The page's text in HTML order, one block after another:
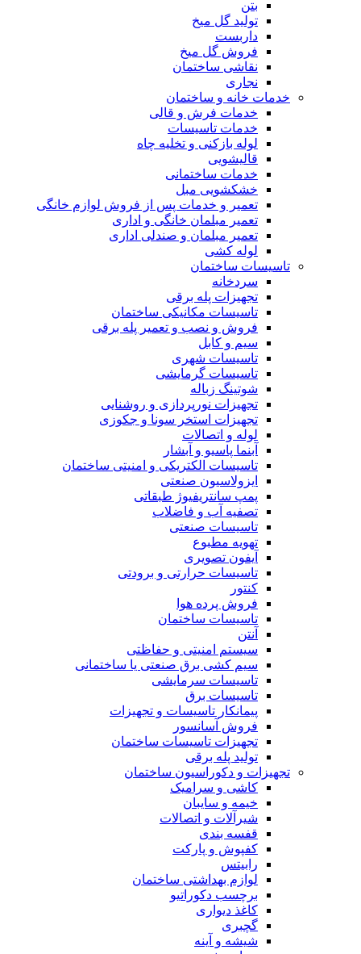
بتن
تولید گل میخ
داربست
فروش گل میخ
نقاشی ساختمان
نجاری
خدمات خانه و ساختمان
خدمات فرش و قالی
خدمات تاسیسات
لوله بازکنی و تخلیه چاه
قالیشویی
خدمات ساختمانی
خشکشویی مبل
تعمیر و خدمات پس از فروش لوازم خانگی
تعمیر مبلمان خانگی و اداری
تعمیر مبلمان و صندلی اداری
لوله کشی
تاسیسات ساختمان
سردخانه
تجهیزات پله برقی
تاسیسات مکانیکی ساختمان
فروش و نصب و تعمیر پله برقی
سیم و کابل
تاسیسات شهری
تاسیسات گرمایشی
شوتینگ زباله
تجهیزات نورپردازی و روشنایی
تجهیزات استخر سونا و جکوزی
لوله و اتصالات
آبنما پاسیو و آبشار
تاسیسات الکتریکی و امنیتی ساختمان
ایزولاسیون صنعتی
پمپ سانتریفیوژ طبقاتی
تصفیه آب و فاضلاب
تاسیسات صنعتی
تهویه مطبوع
آیفون تصویری
تاسیسات حرارتی و برودتی
کنتور
فروش پرده هوا
تاسیسات ساختمان
آنتن
سیستم امنیتی و حفاظتی
سیم کشی برق صنعتی یا ساختمانی
تاسیسات سرمایشی
تاسیسات برق
پیمانکار تاسیسات و تجهیزات
فروش آسانسور
تجهیزات تاسیسات ساختمان
تولید پله برقی
تجهیزات و دکوراسیون ساختمان
کاشی و سرامیک
خیمه و سایبان
شیرآلات و اتصالات
قفسه بندی
کفپوش و پارکت
رابیتس
لوازم بهداشتی ساختمان
برچسب دکوراتیو
کاغذ دیواری
گچبری
شیشه و آینه